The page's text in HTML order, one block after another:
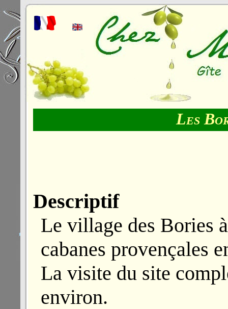
Les
Descriptif
Le village des Bories
cabanes provençales
La visite du site
environ.